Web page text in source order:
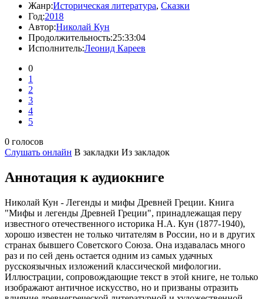
Жанр:Историческая литература, Сказки
Год:2018
Автор:Николай Кун
Продолжительность:25:33:04
Исполнитель:Леонид Кареев
0
1
2
3
4
5
0 голосов
Слушать онлайн В закладки Из закладок
Аннотация к аудиокниге
Николай Кун - Легенды и мифы Древней Греции. Книга
"Мифы и легенды Древней Греции", принадлежащая перу
известного отечественного историка Н.А. Кун (1877-1940),
хорошо известен не только читателям в России, но и в других
странах бывшего Советского Союза. Она издавалась много
раз и по сей день остается одним из самых удачных
русскоязычных изложений классической мифологии.
Иллюстрации, сопровождающие текст в этой книге, не только
изображают античное искусство, но и призваны отразить